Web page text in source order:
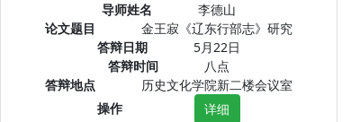
导师姓名
李德山
论文题目
金王寂《辽东行部志》研究
答辩日期
5月22日
答辩时间
八点
答辩地点
历史文化学院新二楼会议室
操作
详细